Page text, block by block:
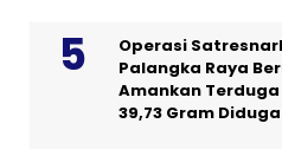
Operasi
Palangka Raya
Amankan
39,73 Gram